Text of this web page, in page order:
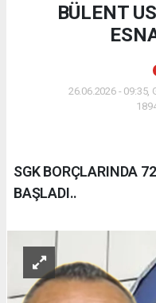
BÜLENT
26.06.2026 - 09:35,
SGK BORÇLARINDA
BAŞLADI..